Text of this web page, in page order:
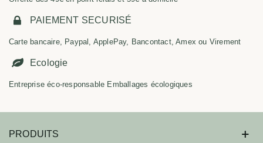
PAIEMENT SECURISÉ
Carte bancaire, Paypal, ApplePay, Bancontact, Amex ou Virement
Ecologie
Entreprise éco-responsable Emballages écologiques
PRODUITS